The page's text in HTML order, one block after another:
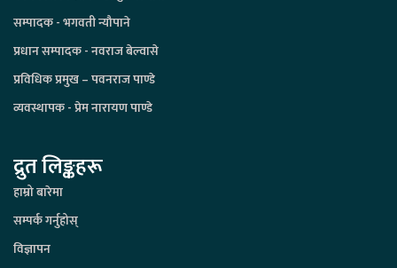
सम्पादक - भगवती न्यौपाने
प्रधान सम्पादक - नवराज बेल्वासे
प्रविधिक प्रमुख – पवनराज पाण्डे
व्यवस्थापक - प्रेम नारायण पाण्डे
द्रुत लिङ्कहरू
हाम्रो बारेमा
सम्पर्क गर्नुहोस्
विज्ञापन